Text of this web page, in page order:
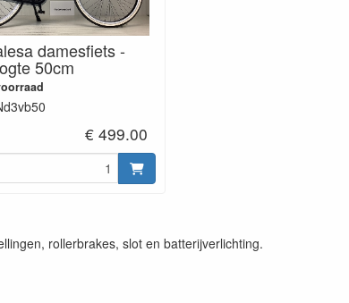
damesfiets -
50cm
€ 499.00
rollerbrakes, slot en batterijverlichting.